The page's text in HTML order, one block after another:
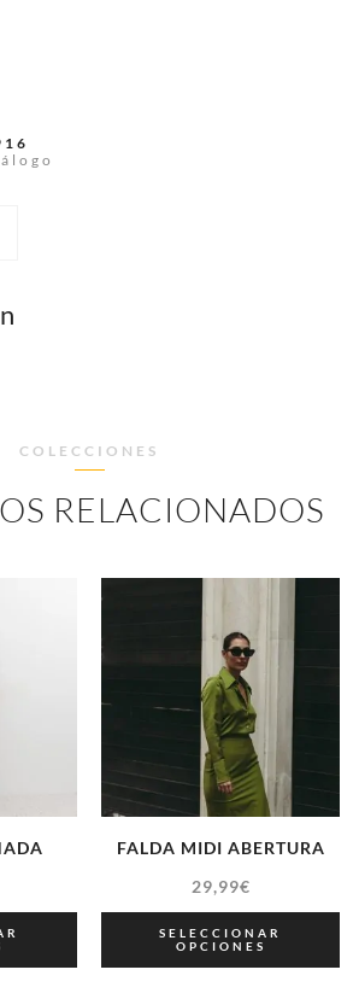
COLECCIONES
RELACIONADOS
FALDA MIDI ABERTURA
29,99€
SELECCIONAR
OPCIONES